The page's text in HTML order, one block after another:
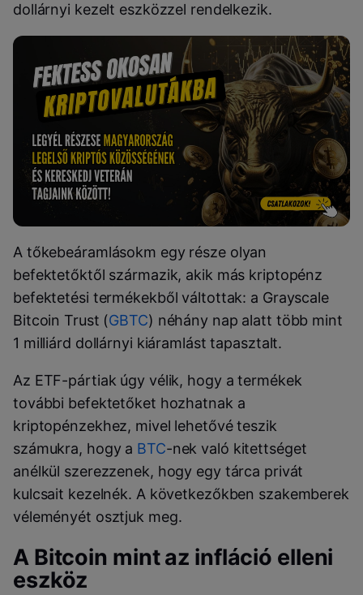
dollárnyi kezelt eszközzel rendelkezik.
A tőkebeáramlásokm egy része olyan
befektetőktől származik, akik más kriptopénz
befektetési termékekből váltottak: a Grayscale
Bitcoin Trust (GBTC) néhány nap alatt több mint
1 milliárd dollárnyi kiáramlást tapasztalt.
Az ETF-pártiak úgy vélik, hogy a termékek
további befektetőket hozhatnak a
kriptopénzekhez, mivel lehetővé teszik
számukra, hogy a BTC-nek való kitettséget
anélkül szerezzenek, hogy egy tárca privát
kulcsait kezelnék. A következőkben szakemberek
véleményét osztjuk meg.
A Bitcoin mint az infláció elleni
eszköz